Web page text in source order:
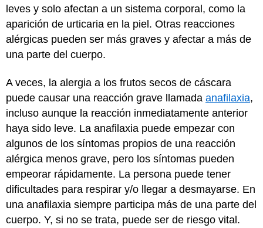
leves y solo afectan a un sistema corporal, como la
aparición de urticaria en la piel. Otras reacciones
alérgicas pueden ser más graves y afectar a más de
una parte del cuerpo.
A veces, la alergia a los frutos secos de cáscara
puede causar una reacción grave llamada anafilaxia,
incluso aunque la reacción inmediatamente anterior
haya sido leve. La anafilaxia puede empezar con
algunos de los síntomas propios de una reacción
alérgica menos grave, pero los síntomas pueden
empeorar rápidamente. La persona puede tener
dificultades para respirar y/o llegar a desmayarse. En
una anafilaxia siempre participa más de una parte del
cuerpo. Y, si no se trata, puede ser de riesgo vital.